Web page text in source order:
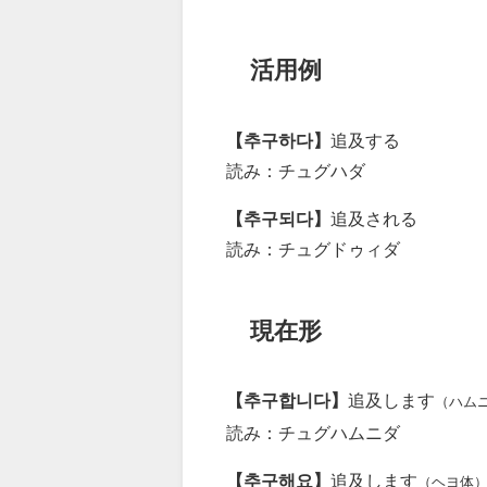
活用例
【추구하다】 追及する
読み：チュグハダ
【추구되다】 追及される
読み：チュグドゥィダ
現在形
【추구합니다】 追及します （ハム
読み：チュグハムニダ
【추구해요】 追及します （ヘヨ体）